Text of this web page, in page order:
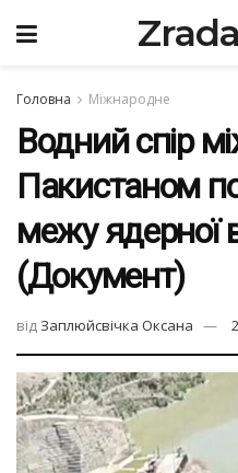
Головна Міжнародне
Водний спір
Пакистаном
межу ядерної
(Документ)
від Заплюйсвічка Оксана